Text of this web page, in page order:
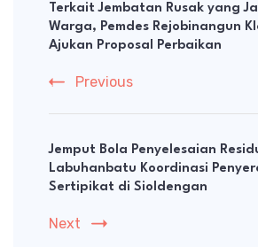
Navigation
Terkait Jembatan Rusak yang
Warga, Pemdes Rejobinangun
Ajukan Proposal Perbaikan
Previous
Jemput Bola Penyelesaian
Labuhanbatu Koordinasi
Sertipikat di Sioldengan
Next